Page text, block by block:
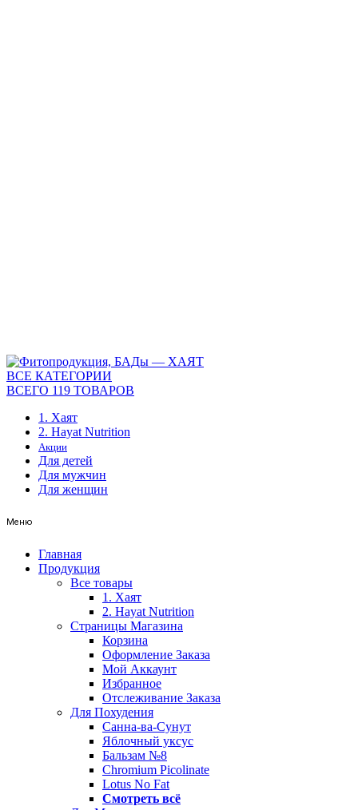
ВСЕ КАТЕГОРИИ
ВСЕГО 119 ТОВАРОВ
1. Хаят
2. Hayat Nutrition
Акции
Для детей
Для мужчин
Для женщин
Меню
Главная
Продукция
Все товары
1. Хаят
2. Hayat Nutrition
Страницы Магазина
Корзина
Оформление Заказа
Мой Аккаунт
Избранное
Отслеживание Заказа
Для Похудения
Санна-ва-Сунут
Яблочный уксус
Бальзам №8
Chromium Picolinate
Lotus No Fat
Смотреть всё